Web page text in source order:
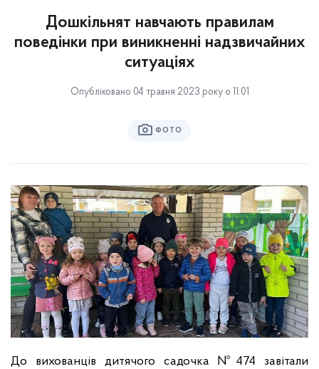
Дошкільнят навчають правилам
поведінки при виникненні надзвичайних
ситуаціях
Опубліковано 04 травня 2023 року о 11:01
ФОТО
До вихованців дитячого садочка №474 завітали